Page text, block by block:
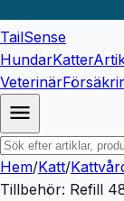
TailSense
HundarKatter
Veterinär
Hem/Katt/
Tillbehör: Refill